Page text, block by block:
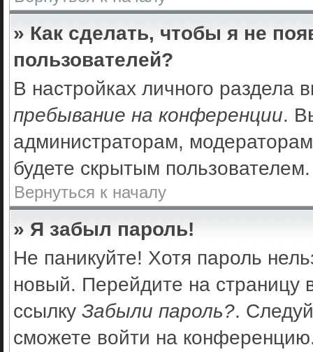
» Как сделать, чтобы я не
пользователей?
В настройках личного раздела
пребывание на конференции.
администраторам,
будете скрытым пользователем.
Вернуться к началу
» Я забыл пароль!
Не паникуйте! Хотя пароль
новый. Перейдите на
ссылку Забыли пароль?.
сможете войти на